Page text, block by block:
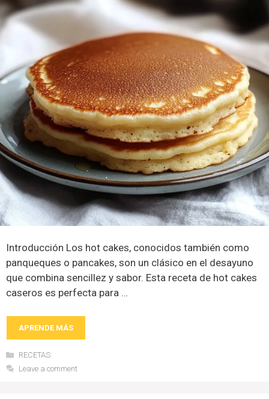
Introducción Los hot cakes, conocidos también como
panqueques o pancakes, son un clásico en el desayuno
que combina sencillez y sabor. Esta receta de hot cakes
caseros es perfecta para …
APRENDE MÁS
Categories
RECETAS
Leave a comment